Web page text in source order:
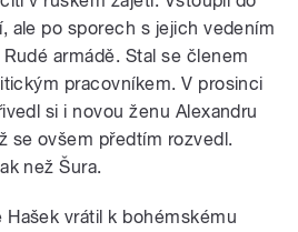
ale po sporech s jejich vedením
armádě. Stal se členem
pracovníkem. V prosinci
si i novou ženu Alexandru
se ovšem předtím rozvedl.
než Šura.
Hašek vrátil k bohémskému